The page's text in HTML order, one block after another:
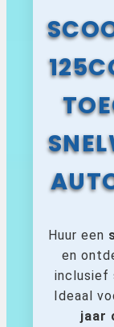
Huur een
en
inclusief
Ideaal
jaar